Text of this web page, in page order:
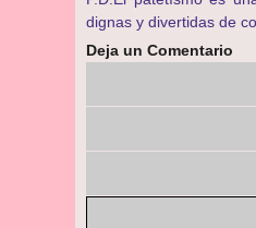
dignas y divertidas de
Deja un Comentario